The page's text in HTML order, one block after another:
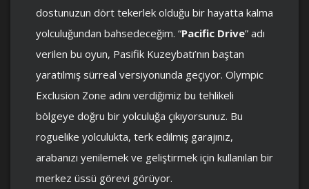
dostunuzun dört tekerlek olduğu bir hayatta kalma
yolculuğundan bahsedeceğim. “Pacific Drive” adı
verilen bu oyun, Pasifik Kuzeybatı’nın baştan
yaratılmış sürreal versiyonunda geçiyor. Olympic
Exclusion Zone adını verdiğimiz bu tehlikeli
bölgeye doğru bir yolculuğa çıkıyorsunuz. Bu
roguelike yolculukta, terk edilmiş garajınız,
arabanızı yenilemek ve geliştirmek için kullanılan bir
merkez üssü görevi görüyor.